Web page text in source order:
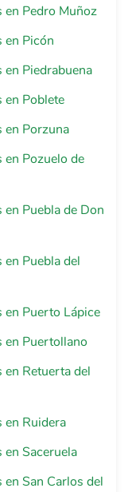
en Pedro Muñoz
en Picón
Piedrabuena
en Poblete
en Porzuna
en Pozuelo de
Puebla de Don
Puebla del
en Puerto Lápice
en Puertollano
Retuerta del
en Ruidera
Saceruela
San Carlos del